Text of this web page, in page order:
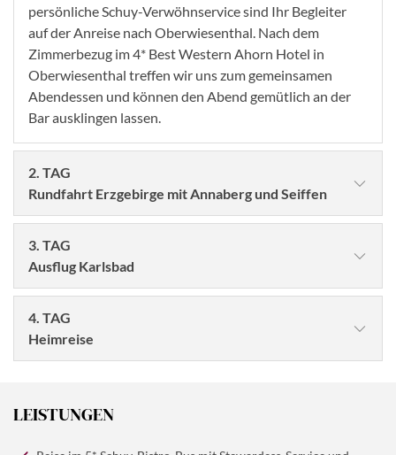
persönliche Schuy-Verwöhnservice sind Ihr Begleiter
auf der Anreise nach Oberwiesenthal. Nach dem
Zimmerbezug im 4* Best Western Ahorn Hotel in
Oberwiesenthal treffen wir uns zum gemeinsamen
Abendessen und können den Abend gemütlich an der
Bar ausklingen lassen.
2. TAG
Rundfahrt Erzgebirge mit Annaberg und Seiffen
3. TAG
Ausflug Karlsbad
4. TAG
Heimreise
Vorweihnachtlich eingestimmt werden wir Abends
LEISTUNGEN